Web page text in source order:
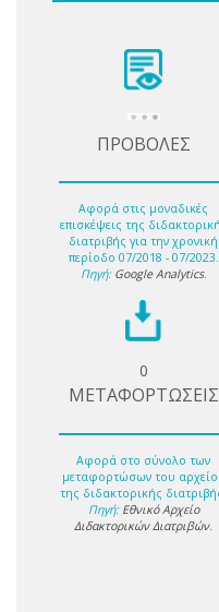
ΠΡΟΒΟΛΕΣ
Αφορά στις μοναδικές
επισκέψεις της
διατριβής για την χρονική
περίοδο 07/2018 - 07/2023.
Πηγή: Google Analytics.
0
ΜΕΤΑΦΟΡΤΩΣΕΙΣ
Αφορά στο σύνολο των
μεταφορτώσων του
της διδακτορικής
Πηγή: Εθνικό Αρχείο
Διδακτορικών Διατριβών.